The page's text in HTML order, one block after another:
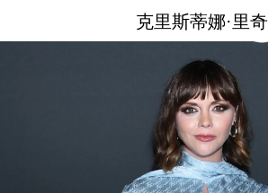
克里斯蒂娜·里奇